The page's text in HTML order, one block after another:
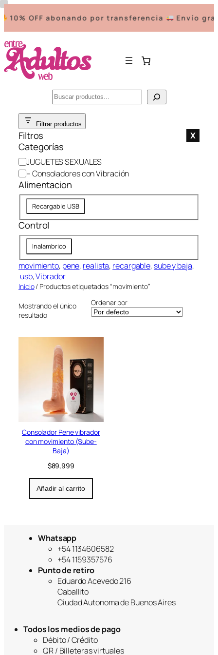
10% OFF abonando por transferencia Envío
Buscar
Saltar
contenido
Filtrar productos
Filtros X
Categorías
C
a
t
e
r
í
JUGUETES SEXUALES
– Consoladores con Vibración
Alimentacion
l
i
m
n
t
a
c
o
n
Recargable USB
Control
o
n
t
r
l
Inalambrico
movimiento, pene, realista, recargable, sube y baja,
usb, Vibrador
Inicio/ Productos etiquetados “movimiento”
Mostrando el único
resultado
Ordenar por
Consolador Pene vibrador
con movimiento (Sube-
Baja)
$89,999
Añadir al carrito
Whatsapp
+54 1134606582
+54 1159357576
Punto de retiro
Eduardo Acevedo 216
Caballito
Ciudad Autonoma de Buenos Aires
Todos los medios de pago
Débito / Crédito
QR / Billeteras virtuales